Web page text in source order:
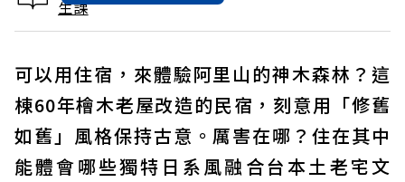
生課
可以用住宿，來體驗阿里山的神木森林？這
棟60年檜木老屋改造的民宿，刻意用「修舊
如舊」風格保持古意。厲害在哪？住在其中
能體會哪些獨特日系風融合台本土老宅文